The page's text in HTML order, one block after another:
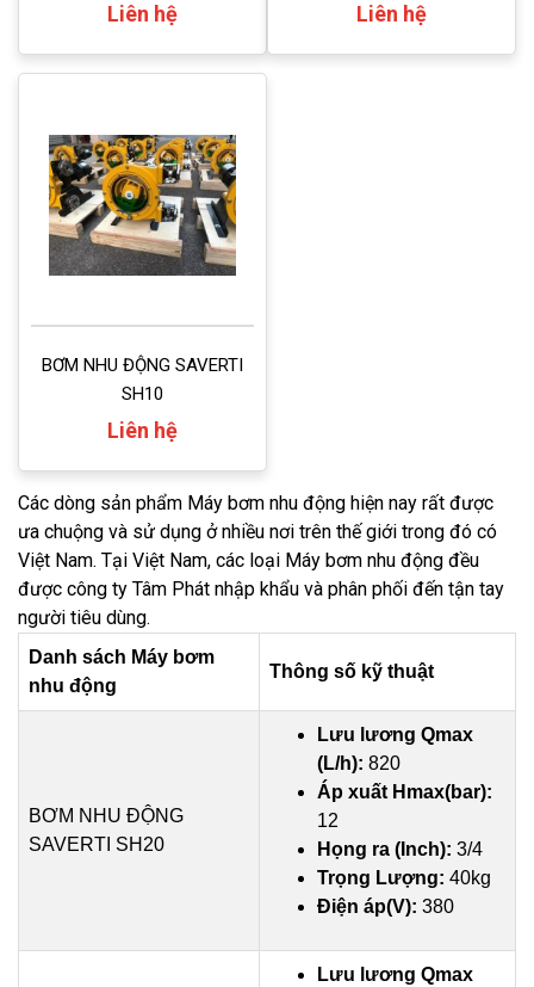
Liên hệ Liên hệ
BƠM NHU ĐỘNG SAVERTI
SH10
Liên hệ
Các dòng sản phẩm Máy bơm nhu động hiện nay rất được
ưa chuộng và sử dụng ở nhiều nơi trên thế giới trong đó có
Việt Nam. Tại Việt Nam, các loại Máy bơm nhu động đều
được công ty Tâm Phát nhập khẩu và phân phối đến tận tay
người tiêu dùng.
Danh sách Máy bơm
nhu động
Thông số kỹ thuật
BƠM NHU ĐỘNG
SAVERTI SH20
Lưu lương Qmax
(L/h): 820
Áp xuất Hmax(bar):
12
Họng ra (Inch): 3/4
Trọng Lượng: 40kg
Điện áp(V): 380
Lưu lương Qmax